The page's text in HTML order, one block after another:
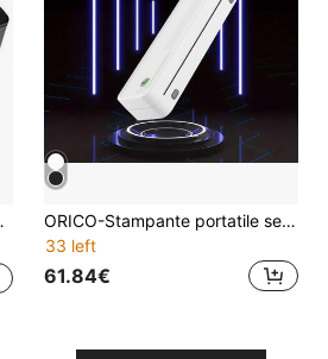
ORICO-Stampante portatile senza fili-Stampante termica, stampante da tavolo senza inchiostro, include 10 fogli di carta termica pieghevole e 1 rotolo di carta termica A4. Supporta carta termica pieghevole formato US Letter e A4, adatta per telefoni cellulari e tablet
33 left
61.84€